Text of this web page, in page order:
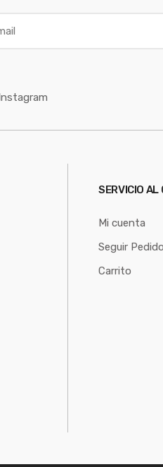
Instagram
SERVICIO AL
Mi cuenta
Seguir Pedido
Carrito